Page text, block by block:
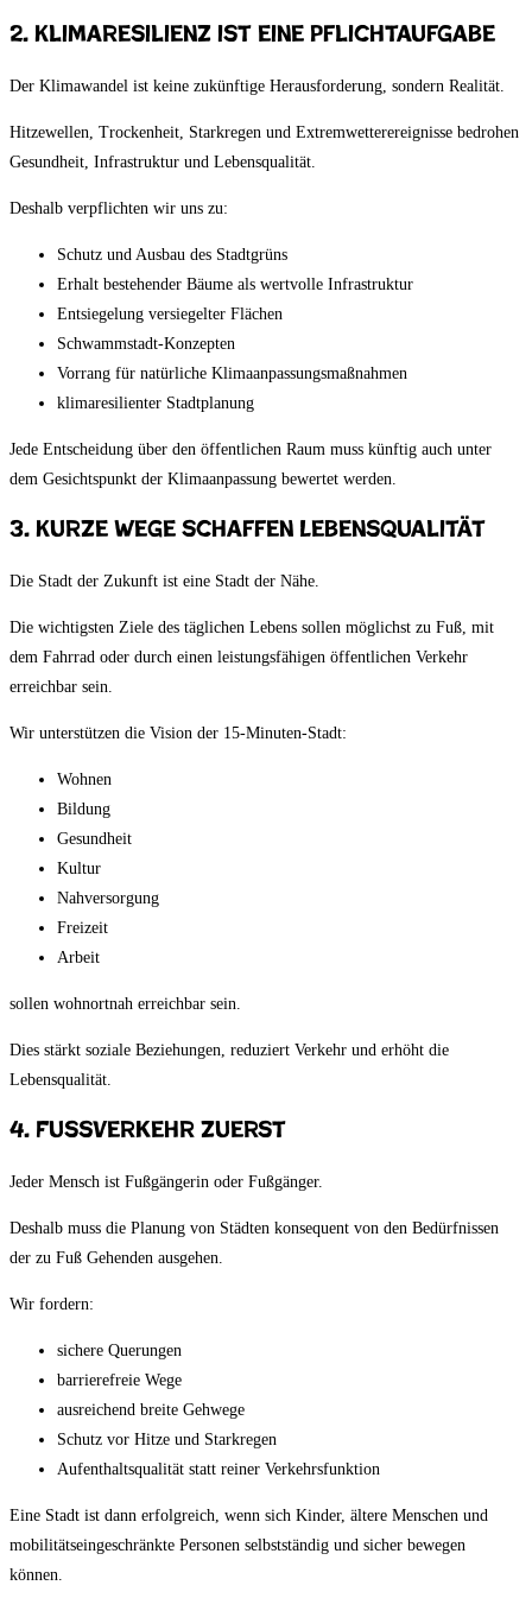
2. Klimaresilienz ist eine Pflichtaufgabe
Der Klimawandel ist keine zukünftige Herausforderung, sondern Realität.
Hitzewellen, Trockenheit, Starkregen und Extremwetterereignisse bedrohen
Gesundheit, Infrastruktur und Lebensqualität.
Deshalb verpflichten wir uns zu:
Schutz und Ausbau des Stadtgrüns
Erhalt bestehender Bäume als wertvolle Infrastruktur
Entsiegelung versiegelter Flächen
Schwammstadt-Konzepten
Vorrang für natürliche Klimaanpassungsmaßnahmen
klimaresilienter Stadtplanung
Jede Entscheidung über den öffentlichen Raum muss künftig auch unter
dem Gesichtspunkt der Klimaanpassung bewertet werden.
3. Kurze Wege schaffen Lebensqualität
Die Stadt der Zukunft ist eine Stadt der Nähe.
Die wichtigsten Ziele des täglichen Lebens sollen möglichst zu Fuß, mit
dem Fahrrad oder durch einen leistungsfähigen öffentlichen Verkehr
erreichbar sein.
Wir unterstützen die Vision der 15-Minuten-Stadt:
Wohnen
Bildung
Gesundheit
Kultur
Nahversorgung
Freizeit
Arbeit
sollen wohnortnah erreichbar sein.
Dies stärkt soziale Beziehungen, reduziert Verkehr und erhöht die
Lebensqualität.
4. Fußverkehr zuerst
Jeder Mensch ist Fußgängerin oder Fußgänger.
Deshalb muss die Planung von Städten konsequent von den Bedürfnissen
der zu Fuß Gehenden ausgehen.
Wir fordern:
sichere Querungen
barrierefreie Wege
ausreichend breite Gehwege
Schutz vor Hitze und Starkregen
Aufenthaltsqualität statt reiner Verkehrsfunktion
Eine Stadt ist dann erfolgreich, wenn sich Kinder, ältere Menschen und
mobilitätseingeschränkte Personen selbstständig und sicher bewegen
können.